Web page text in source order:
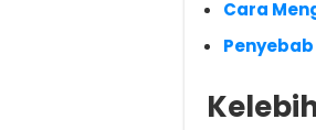
Cara